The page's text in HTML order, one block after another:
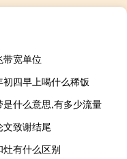
带宽单位
初四早上喝什么稀饭
是什么意思,有多少流量
文致谢结尾
灶有什么区别